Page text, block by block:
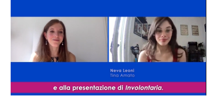
Unmute
Loaded:
0%
Progress:
0%